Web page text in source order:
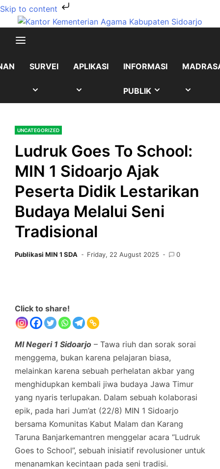
Skip to content
content
SURVEI APLIKASI INFORMASI
PUBLIK SHOW
UNCATEGORIZED
Ludruk Goes To School:
MIN 1 Sidoarjo Ajak
Peserta Didik Lestarikan
Budaya Melalui Seni
Tradisional
Publikasi MIN 1 SDA Friday, 22 August 2025 0
Click to share!
MI Negeri 1 Sidoarjo – Tawa riuh dan sorak sorai
menggema, bukan karena pelajaran biasa,
melainkan karena sebuah perhelatan akbar yang
menghidupkan kembali jiwa budaya Jawa Timur
yang nyaris terlupakan. Dalam sebuah kolaborasi
epik, pada hari Jum’at (22/8) MIN 1 Sidoarjo
bersama Komunitas Kabut Malam dan Karang
Taruna Banjarkemantren menggelar acara “Ludruk
Goes to School”, sebuah inisiatif revolusioner untuk
menanamkan kecintaan pada seni tradisi.